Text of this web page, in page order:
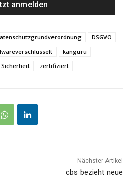
DSGVO
kanguru
Sicherheit zertifiziert
Nächster Artikel
cbs bezieht neue